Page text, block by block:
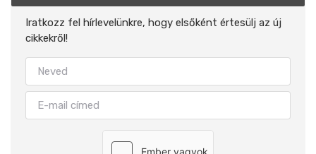
Iratkozz fel hírlevelünkre, hogy elsőként értesülj az új
cikkekről!